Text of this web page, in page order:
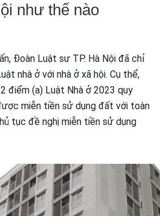
như thế nào
Đoàn Luật sư TP. Hà Nội đã chỉ
nhà ở với nhà ở xã hội. Cụ thể,
điểm (a) Luật Nhà ở 2023 quy
miễn tiền sử dụng đất với toàn
tục đề nghị miễn tiền sử dụng